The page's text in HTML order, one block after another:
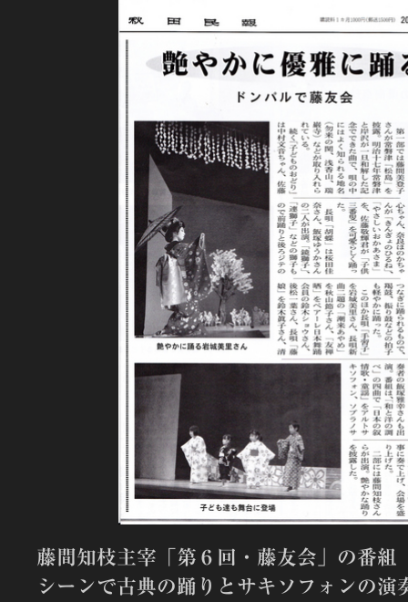
藤間知枝主宰「第６回・藤友会」の番組
シーンで古典の踊りとサキソフォンの演